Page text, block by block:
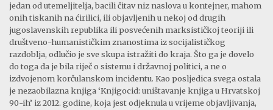
jedan od utemeljitelja, bacili čitav niz naslova u kontejner, mahom
onih tiskanih na ćirilici, ili objavljenih u nekoj od drugih
jugoslavenskih republika ili posvećenih marksističkoj teoriji ili
društveno-humanističkim znanostima iz socijalističkog
razdoblja, odlučio je sve skupa istražiti do kraja. Što ga je dovelo
do toga da je bila riječ o sistemu i državnoj politici, a ne o
izdvojenom korčulanskom incidentu. Kao posljedica svega ostala
je nezaobilazna knjiga ‘Knjigocid: uništavanje knjiga u Hrvatskoj
90-ih’ iz 2012. godine, koja jest odjeknula u vrijeme objavljivanja,